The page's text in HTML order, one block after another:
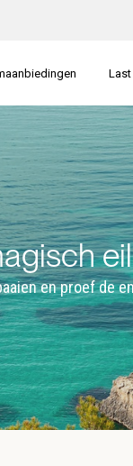
en proef de